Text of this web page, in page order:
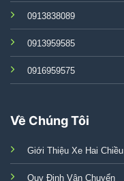
0913838089
0913959585
0916959575
Về Chúng Tôi
Giới Thiệu Xe Hai Chiều
Quy Định Vận Chuyển